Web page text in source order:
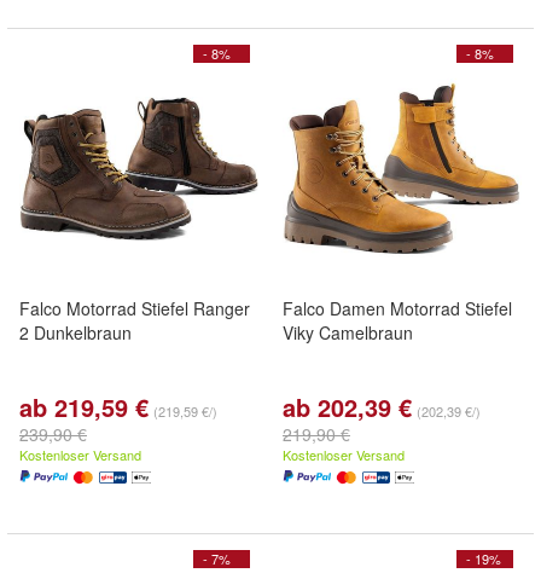
- 8%
Falco Motorrad Stiefel Ranger
2 Dunkelbraun
ab 219,59 € (219,59 €/)
239,90 €
Kostenloser Versand
- 8%
Falco Damen Motorrad Stiefel
Viky Camelbraun
ab 202,39 € (202,39 €/)
219,90 €
Kostenloser Versand
- 7% - 19%